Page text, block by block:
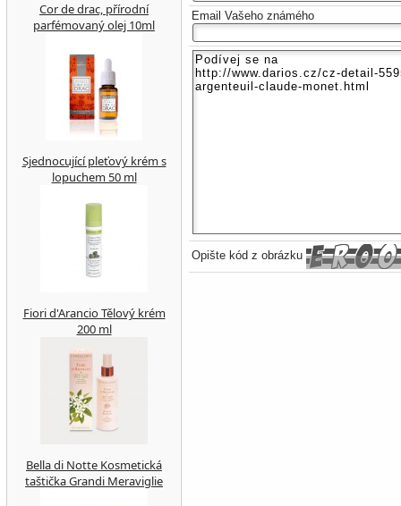
Email Vašeho známého
Opište kód z obrázku
Cor de drac, přírodní
parfémovaný olej 10ml
Sjednocující pleťový krém s
lopuchem 50 ml
Fiori d'Arancio Tělový krém
200 ml
Bella di Notte Kosmetická
taštička Grandi Meraviglie